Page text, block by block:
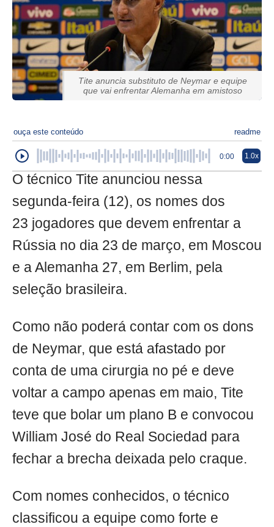
Tite anuncia substituto de Neymar e equipe
que vai enfrentar Alemanha em amistoso
ouça este conteúdo readme
0:00 1.0x
O técnico Tite anunciou nessa
segunda-feira (12), os nomes dos
23 jogadores que devem enfrentar a
Rússia no dia 23 de março, em Moscou
e a Alemanha 27, em Berlim, pela
seleção brasileira.
Como não poderá contar com os dons
de Neymar, que está afastado por
conta de uma cirurgia no pé e deve
voltar a campo apenas em maio, Tite
teve que bolar um plano B e convocou
William José do Real Sociedad para
fechar a brecha deixada pelo craque.
Com nomes conhecidos, o técnico
classificou a equipe como forte e